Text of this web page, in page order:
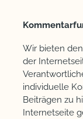
Wir bieten
der
individuelle
Beiträgen zu
Internetseite